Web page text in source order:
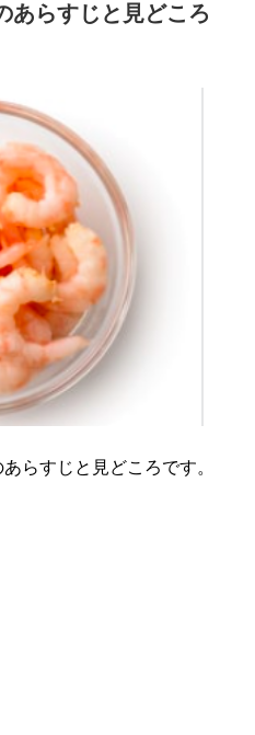
あらすじと見どころ
らすじと見どころです。